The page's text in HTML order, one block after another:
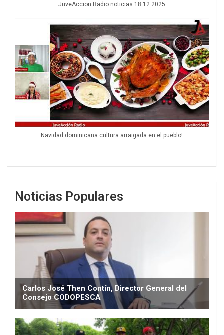
JuveAccion Radio noticias 18 12 2025
Navidad dominicana cultura arraigada en el pueblo!
Noticias Populares